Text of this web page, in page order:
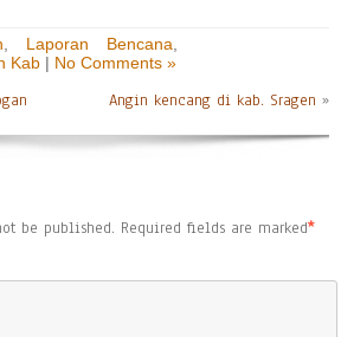
Laporan Bencana
Kab | No Comments »
Angin kencang di kab. Sragen »
be published. Required fields are marked*